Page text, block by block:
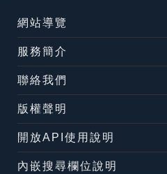
網站導覽
服務簡介
聯絡我們
版權聲明
開放API使用說明
內嵌搜尋欄位說明